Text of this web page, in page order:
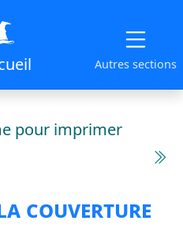
Autres sections
pour imprimer
couverture